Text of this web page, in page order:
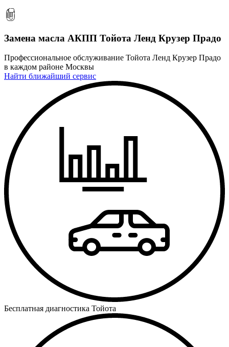
Замена масла АКПП Тойота Ленд Крузер Прадо
Профессиональное обслуживание Тойота Ленд Крузер Прадо
в каждом районе Москвы
Найти ближайший сервис
Бесплатная диагностика Тойота